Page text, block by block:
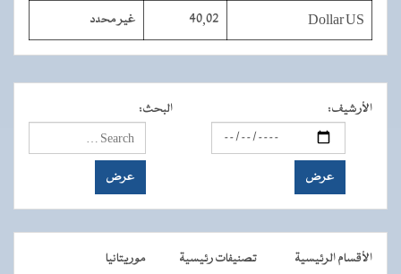
Dollar US
40,02 غير محدد
الأرشيف: البحث:
الأقسام الرئيسية تصنيفات رئيسية
موريتانيا